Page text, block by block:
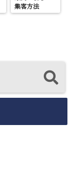
集客方法